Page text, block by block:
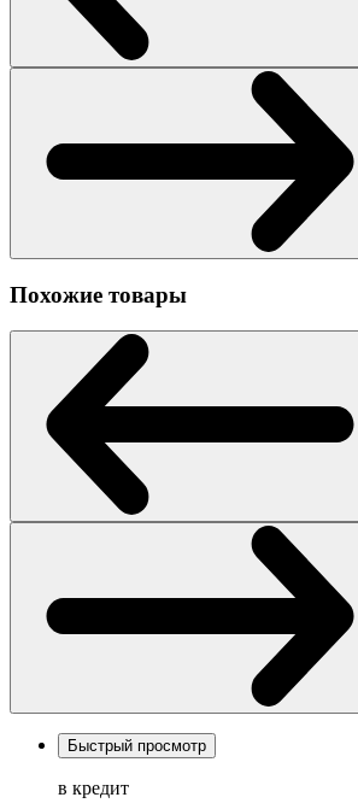
Похожие товары
Быстрый просмотр
в кредит